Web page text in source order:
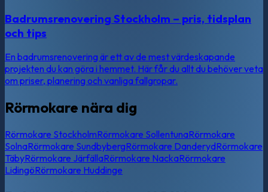
Badrumsrenovering Stockholm – pris, tidsplan
och tips
En badrumsrenovering är ett av de mest värdeskapande
projekten du kan göra i hemmet. Här får du allt du behöver veta
om priser, planering och vanliga fallgropar.
Rörmokare nära dig
Rörmokare StockholmRörmokare SollentunaRörmokare
SolnaRörmokare SundbybergRörmokare DanderydRörmokare
TäbyRörmokare JärfällaRörmokare NackaRörmokare
LidingöRörmokare Huddinge